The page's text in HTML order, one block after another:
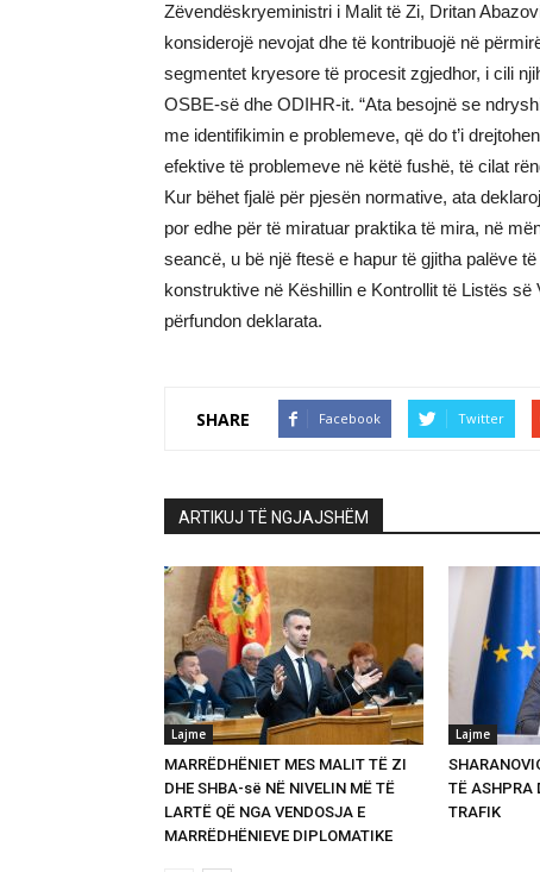
Zëvendëskryeministri i Malit të Zi, Dritan
konsiderojë nevojat dhe të kontribuojë në
segmentet kryesore të procesit zgjedhor, i cili
OSBE-së dhe ODIHR-it. “Ata besojnë se
me identifikimin e problemeve, që do t’i
efektive të problemeve në këtë fushë, të cilat
Kur bëhet fjalë për pjesën normative, ata
por edhe për të miratuar praktika të mira, në
seancë, u bë një ftesë e hapur të gjitha palëve
konstruktive në Këshillin e Kontrollit të Listës
përfundon deklarata.
SHARE Facebook Twitter
ARTIKUJ TË NGJAJSHËM
Lajme
MARRËDHËNIET MES MALIT TË ZI
DHE SHBA-së NË NIVELIN MË TË
LARTË QË NGA VENDOSJA E
MARRËDHËNIEVE DIPLOMATIKE
Lajme
TË ASHPRA
TRAFIK